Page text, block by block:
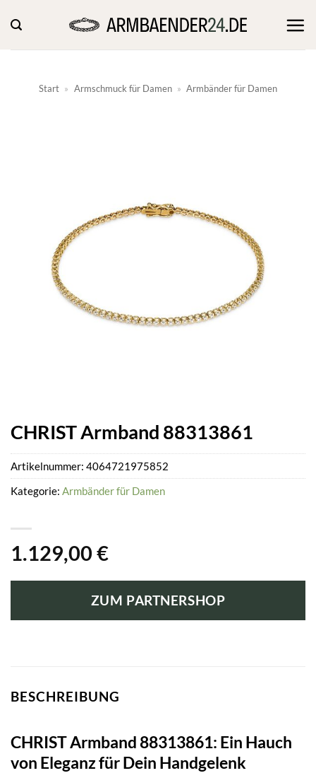
Inhalt
springen
Start » Armschmuck für Damen » Armbänder für Damen
CHRIST Armband 88313861
1.129,00 €
ZUM PARTNERSHOP
Artikelnummer: 4064721975852
Kategorie: Armbänder für Damen
BESCHREIBUNG
CHRIST Armband 88313861: Ein Hauch
von Eleganz für Dein Handgelenk